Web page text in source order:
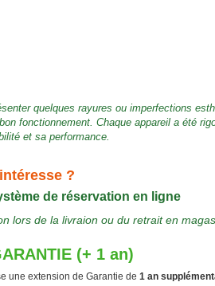
quelques rayures ou imperfections
fonctionnement. Chaque appareil a été
et sa performance.
?
de réservation en ligne
lors de la livraion ou du retrait en
(+ 1 an)
une extension de Garantie de 1 an